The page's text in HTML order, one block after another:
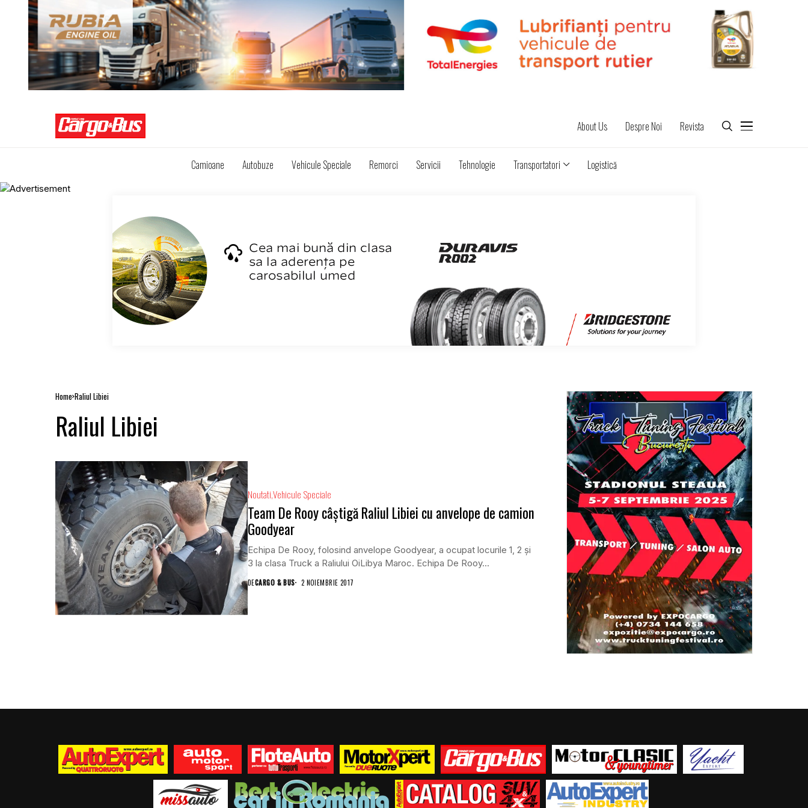
About Us Despre Noi Revista
Camioane Autobuze Vehicule Speciale Remorci Servicii Tehnologie Transportatori Logistică
Home Raliul Libiei
Raliul Libiei
NoutatiVehicule Speciale
Team De Rooy câștigă Raliul Libiei cu anvelope de camion
Goodyear
Echipa De Rooy, folosind anvelope Goodyear, a ocupat locurile 1, 2 și
3 la clasa Truck a Raliului OiLibya Maroc. Echipa De Rooy...
DECARGO & BUS 2 NOIEMBRIE 2017